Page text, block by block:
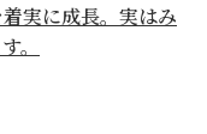
実に成長。実はみ
。